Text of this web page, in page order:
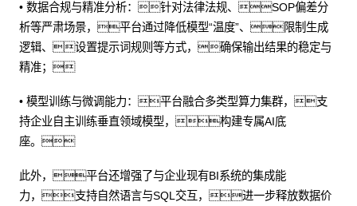
• 数据合规与精准分析：针对法律法规、SOP偏差分
析等严肃场景，平台通过降低模型“温度”、限制生成
逻辑、设置提示词规则等方式，确保输出结果的稳定与
精准；
• 模型训练与微调能力：平台融合多类型算力集群，支
持企业自主训练垂直领域模型，构建专属AI底
座。
此外，平台还增强了与企业现有BI系统的集成能
力，支持自然语言与SQL交互，进一步释放数据价